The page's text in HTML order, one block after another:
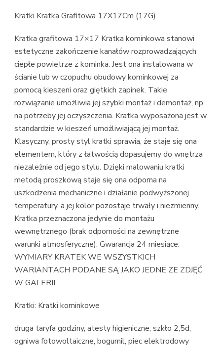
Kratki Kratka Grafitowa 17X17Cm (17G)
Kratka grafitowa 17×17 Kratka kominkowa stanowi
estetyczne zakończenie kanałów rozprowadzających
ciepłe powietrze z kominka. Jest ona instalowana w
ścianie lub w czopuchu obudowy kominkowej za
pomocą kieszeni oraz giętkich zapinek. Takie
rozwiązanie umożliwia jej szybki montaż i demontaż, np.
na potrzeby jej oczyszczenia. Kratka wyposażona jest w
standardzie w kieszeń umożliwiającą jej montaż.
Klasyczny, prosty styl kratki sprawia, że staje się ona
elementem, który z łatwością dopasujemy do wnętrza
niezależnie od jego stylu. Dzięki malowaniu kratki
metodą proszkową staje się ona odporna na
uszkodzenia mechaniczne i działanie podwyższonej
temperatury, a jej kolor pozostaje trwały i niezmienny.
Kratka przeznaczona jedynie do montażu
wewnętrznego (brak odporności na zewnętrzne
warunki atmosferyczne). Gwarancja 24 miesiące.
WYMIARY KRATEK WE WSZYSTKICH
WARIANTACH PODANE SĄ JAKO JEDNE ZE ZDJĘĆ
W GALERII.
Kratki: Kratki kominkowe
druga taryfa godziny, atesty higieniczne, szkło 2,5d,
ogniwa fotowoltaiczne, bogumil, piec elektrodowy